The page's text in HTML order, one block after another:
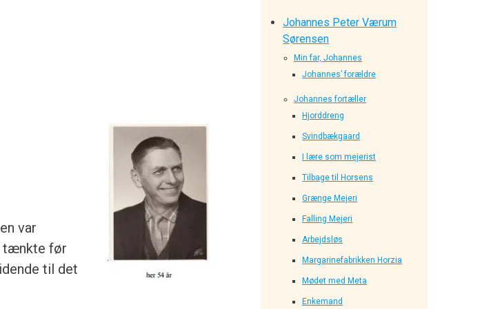
Johannes Peter Værum
Sørensen
Min far, Johannes
Johannes’ forældre
Johannes fortæller
Hjorddreng
Svindbækgaard
I lære som mejerist
Tilbage til Horsens
Grænge Mejeri
Falling Mejeri
Arbejdsløs
Margarinefabrikken Horzia
Mødet med Meta
Enkemand
var
tænkte før
til det